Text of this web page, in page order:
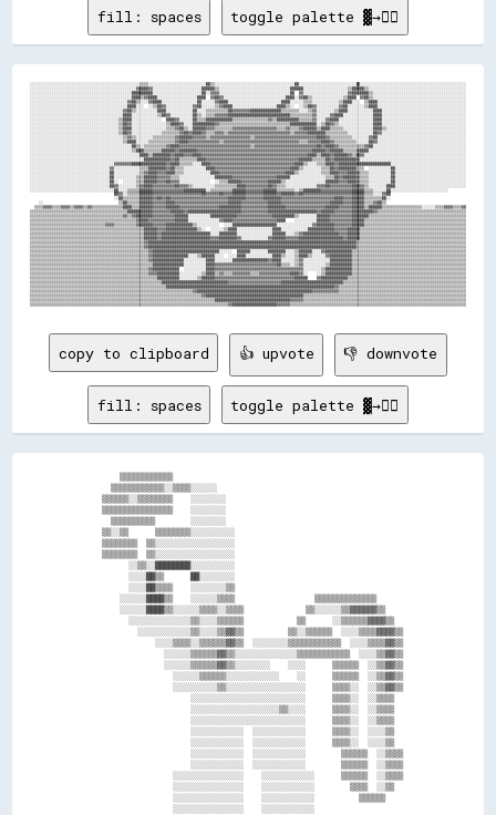
fill: spaces toggle palette ▓→✊🏽
░░░░░░░░░░░░░░░░░░░░░░░░░░░░░░░░░░░░░░░░░░░░░░░░░░▒▒▒▒░░░░░░░░░░░░░░░░░░░░░░░░░░██▒▒░░░░░░░░░░░░░░░░░░░░░░░░░░░░░░░░░░░░██░░░░░░░░░░░░░░░░░░░░░░░░░░██░░░░░░░░░░░░░░░░░░░░░░░░░░░░░░░░░░░░░░░░░░░░░░░░
░░░░░░░░░░░░░░░░░░░░░░░░░░░░░░░░░░░░░░░░░░░░░░░░▓▓████▓▓░░░░░░░░░░░░░░░░░░░░░░██████▒▒░░░░░░░░░░░░░░░░░░░░░░░░░░░░░░░░██████░░░░░░░░░░░░░░░░░░░░▒▒██████▒▒░░░░░░░░░░░░░░░░░░░░░░░░░░░░░░░░░░░░░░░░░░░░
░░░░░░░░░░░░░░░░░░░░░░░░░░░░░░░░░░░░░░░░░░░░░░██████████░░░░░░░░░░░░░░░░░░░░░░██░░▓▓▓▓░░░░░░░░░░░░░░░░░░░░░░░░░░░░░░░░██  ▓▓░░░░░░░░░░░░░░░░░░░░▓▓██▓▓████▒▒░░░░░░░░░░░░░░░░░░░░░░░░░░░░░░░░░░░░░░░░░░
░░░░░░░░░░░░░░░░░░░░░░░░░░░░░░░░░░░░░░░░░░░░░░████▒▒▓▓████░░░░░░░░░░░░░░░░░░████  ▓▓██▓▓░░░░░░░░░░░░░░░░░░░░░░░░░░░░████░░▓▓██▒▒░░░░░░░░░░░░░░▒▒████  ▓▓██▒▒░░░░░░░░░░░░░░░░░░░░░░░░░░░░░░░░░░░░░░░░░░
░░░░░░░░░░░░░░░░░░░░░░░░░░░░░░░░░░░░░░░░░░░░▓▓██▒▒░░░░▓▓████░░░░░░░░░░░░░░░░██░░░░░░▓▓████░░░░░░░░░░░░░░░░░░░░░░░░████░░░░░░▒▒▒▒░░░░░░░░░░░░▒▒████░░░░  ▒▒████░░░░░░░░░░░░░░░░░░░░░░░░░░░░░░░░░░░░░░░░
░░░░░░░░░░░░░░░░░░░░░░░░░░░░░░░░░░░░░░░░░░░░████░░░░  ░░▒▒██▓▓░░░░░░░░░░░░▓▓██░░░░░░▒▒▓▓████░░░░░░░░░░░░░░░░░░░░████▒▒░░  ░░▒▒██▓▓░░░░░░░░░░▓▓██░░░░░░░░▒▒████░░░░░░░░░░░░░░░░░░░░░░░░░░░░░░░░░░░░░░░░
░░░░░░░░░░░░░░░░░░░░░░░░░░░░░░░░░░░░░░░░░░▓▓██▒▒░░░░░░░░░░████░░░░░░░░░░░░██░░░░▒▒▒▒▒▒▒▒▒▒██▓▓▓▓▓▓▓▓██████████████▒▒▒▒▒▒▒▒░░░░▒▒▓▓░░░░░░░░▒▒████░░░░░░░░░░░░████░░░░░░░░░░░░░░░░░░░░░░░░░░░░░░░░░░░░░░
░░░░░░░░░░░░░░░░░░░░░░░░░░░░░░░░░░░░░░░░░░████░░░░░░░░░░░░▒▒██▓▓░░░░░░░░░░██▒▒░░▒▒▒▒▓▓▓▓▓▓████████████████████████████▒▒▒▒▒▒▒▒▒▒▓▓░░░░░░▓▓████░░░░░░░░░░░░░░████░░░░░░░░░░░░░░░░░░░░░░░░░░░░░░░░░░░░░░
░░░░░░░░░░░░░░░░░░░░░░░░░░░░░░░░░░░░░░░░▒▒████░░░░░░░░░░░░░░  ████▓▓░░░░░░██▒▒▒▒████████████▒▒▒▒▒▒▒▒▒▒▒▒▒▒▒▒▓▓▒▒██████████▒▒▒▒▒▒▓▓░░░░▓▓████░░░░░░░░░░░░░░░░████░░░░░░░░░░░░░░░░░░░░░░░░░░░░░░░░░░░░░░
░░░░░░░░░░░░░░░░░░░░░░░░░░░░░░░░░░░░░░░░▒▒██▓▓░░░░░░░░░░░░░░░░▒▒████▓▓░░░░██████████▓▓▒▒▒▒▒▒▒▒▒▒▒▒▒▒▒▒▒▒▒▒▒▒▒▒▒▒▒▒▒▒▒▒████████████░░▒▒██▓▓▒▒░░░░░░░░░░░░░░░░████░░░░░░░░░░░░░░░░░░░░░░░░░░░░░░░░░░░░░░
░░░░░░░░░░░░░░░░░░░░░░░░░░░░░░░░░░░░░░░░▒▒████░░░░░░░░░░░░░░░░▒▒▒▒▓▓██▒▒░░██████▓▓▓▓▒▒▒▒▒▒▒▒▓▓▓▓▓▓▓▓▓▓▓▓▓▓▓▓▓▓▓▓▒▒▒▒▓▓▒▒▒▒▓▓██████▒▒████▒▒▒▒▒▒░░░░░░░░░░░░░░████▒▒░░░░░░░░░░░░░░░░░░░░░░░░░░░░░░░░░░░░
░░░░░░░░░░░░░░░░░░░░░░░░░░░░░░░░░░░░░░░░▒▒██▓▓░░░░░░░░░░░░░░▒▒▒▒▒▒▒▒▓▓██▓▓████▓▓▒▒▒▒▓▓▓▓▒▒▓▓▓▓▓▓▓▓▓▓▓▓▓▓▓▓▓▓▓▓▓▓▓▓▓▓▓▓▒▒▓▓▓▓▓▓████████▒▒▒▒▒▒▒▒▒▒░░░░░░░░░░░░██▓▓░░░░░░░░░░░░░░░░░░░░░░░░░░░░░░░░░░░░░░
░░░░░░░░░░░░░░░░░░░░░░░░░░░░░░░░░░░░░░░░░░▒▒▓▓▒▒░░░░░░░░▒▒▒▒▒▒▒▒▒▒▓▓██████▓▓▓▓▓▓▒▒▓▓▓▓▓▓▓▓▓▓▓▓▓▓▓▓▓▓▒▒▓▓▓▓▓▓▓▓▓▓▓▓▓▓▓▓▓▓▓▓▓▓▓▓▓▓▓▓████▓▓▒▒▒▒▒▒▒▒▒▒░░░░░░░░▓▓██░░░░░░░░░░░░░░░░░░░░░░░░░░░░░░░░░░░░░░░░
░░░░░░░░░░░░░░░░░░░░░░░░░░░░░░░░░░░░░░░░░░▒▒████░░░░░░▒▒▒▒▒▒▒▒▒▒▒▒▓▓████▓▓▓▓▓▓▓▓▓▓▓▓▓▓▒▒▓▓▓▓▓▓▓▓▓▓▓▓▓▓▓▓▓▓▓▓▓▓▓▓▓▓▓▓▓▓▓▓▓▓▒▒▒▒▓▓▓▓▓▓████▓▓▒▒▒▒▒▒▒▒▒▒░░░░░░██▓▓░░░░░░░░░░░░░░░░░░░░░░░░░░░░░░░░░░░░░░░░
░░░░░░░░░░░░░░░░░░░░░░░░░░░░░░░░░░░░░░░░░░░░░░██▒▒░░▒▒▒▒▒▒▒▒▒▒▓▓████▓▓▓▓▓▓▓▓▓▓▓▓▓▓▓▓▓▓▓▓▓▓▓▓▓▓▓▓▓▓▓▓▒▒▓▓▓▓▓▓▓▓▓▓▓▓▓▓▓▓▓▓▓▓▓▓▓▓▓▓▓▓██▓▓████▓▓▒▒▒▒▒▒▒▒▒▒▒▒▓▓██░░░░░░░░░░░░░░░░░░░░░░░░░░░░░░░░░░░░░░░░░░
░░░░░░░░░░░░░░░░░░░░░░░░░░░░░░░░░░░░░░░░░░░░░░▒▒████▒▒▒▒▒▒▒▒██████▓▓████████▓▓▓▓▓▓▓▓▓▓▓▓▓▓▓▓▓▓▓▓▓▓▓▓▓▓▓▓▓▓▓▓▓▓▓▓▓▓▓▓▓▓▓▓▓▓▓▓▓▓▓▓██████▓▓██████▒▒▒▒▒▒▓▓████░░░░░░░░░░░░░░░░░░░░░░░░░░░░░░░░░░░░░░░░░░░░
░░░░░░░░░░░░░░░░░░░░░░░░░░░░░░░░░░░░░░░░░░░░░░░░░░████▒▒████████▓▓████▓▓▓▓████▓▓▓▓▓▓▓▓▓▓▓▓▓▓▓▓▓▓▓▓▓▓▓▓▓▓▓▓▓▓▓▓▓▓▓▓▓▓▓▓▓▓▓▓▓▓▓▓████▒▒████▓▓██████▓▓▒▒██▓▓░░░░░░░░░░░░░░░░░░░░░░░░░░░░░░░░░░░░░░░░░░░░░░
░░░░░░░░░░░░░░░░░░░░░░░░░░░░░░░░░░░░░░░░░░░░░░░░░░░░████████████▓▓██▒▒▒▒▒▒▒▒████▓▓▓▓▓▓▓▓▓▓▓▓▓▓▓▓▓▓▓▓▓▓▓▓▓▓▓▓▓▓▓▓▓▓▓▓▓▓▓▓▓▓██████▒▒▒▒▒▒██▓▓██████████▓▓░░░░░░░░░░░░░░░░░░░░░░░░░░░░░░░░░░░░░░░░░░░░░░░░
░░░░░░░░░░░░░░░░░░░░░░░░░░░░░░░░░░░░░░▓▓▓▓▓▓▓▓████████████████▓▓████▒▒▒▒▒▒░░░░████▓▓▓▓▓▓▓▓▓▓▓▓▓▓▓▓▓▓▓▓▓▓▓▓▓▓▓▓▓▓▓▓▓▓▓▓▓▓████▒▒░░░░▒▒▒▒████▓▓████████████████████████░░░░░░░░░░░░░░░░░░░░░░░░░░░░░░░░░░
░░░░░░░░░░░░░░░░░░░░░░░░░░░░░░░░░░░░▓▓░░░░░░░░░░░░▒▒▒▒████████▓▓██▒▒▒▒░░░░░░░░░░████▓▓▓▓▓▓▓▓▓▓▓▓▓▓▓▓▓▓▓▓▓▓▓▓▓▓▓▓▓▓▓▓▓▓████▒▒░░░░░░░░▒▒▒▒██▓▓████████▒▒▒▒  ░░░░░░░░░░██░░░░░░░░░░░░░░░░░░░░░░░░░░░░░░░░
░░░░░░░░░░░░░░░░░░░░░░░░░░░░░░░░░░░░██░░░░░░░░░░░░▒▒▓▓████▓▓▓▓████▒▒▒▒░░░░░░░░░░░░████▓▓▓▓▓▓▓▓▓▓▓▓▓▓▓▓▓▓▓▓▓▓▓▓▓▓▓▓▓▓████▒▒░░░░░░░░░░▒▒▒▒████▓▓▓▓████▓▓▒▒▒▒░░░░░░░░░░██░░░░░░░░░░░░░░░░░░░░░░░░░░░░░░░░
░░░░░░░░░░░░░░░░░░░░░░░░░░░░░░░░░░░░██░░░░░░░░░░▒▒▒▒██████▓▓▓▓▓▓▒▒▒▒░░░░░░░░░░░░░░░░████████▓▓▓▓▓▓▓▓▓▓▓▓▓▓▓▓▓▓▓▓██████░░░░░░░░░░░░░░░░▒▒▒▒██▓▓██████▓▓▒▒▒▒░░░░░░░░░░██░░░░░░░░░░░░░░░░░░░░░░░░░░░░░░░░
░░░░░░░░░░░░░░░░░░░░░░░░░░░░░░░░░░░░██░░  ░░░░░░▒▒▒▒██████▓▓▓▓██▓▓▓▓░░░░░░░░░░░░░░  ░░▒▒▒▒██████▓▓▓▓▓▓▓▓▓▓▓▓██████▒▒░░░░░░░░░░░░░░░░░░██████▓▓▓▓████▓▓▒▒▒▒░░░░░░░░░░██░░░░░░░░░░░░░░░░░░░░░░░░░░░░░░░░
░░░░░░░░░░░░░░░░░░░░░░░░░░░░░░░░░░░░██▓▓░░░░░░░░▒▒▓▓████▓▓▓▓▓▓▓▓▓▓██▓▓▓▓▒▒░░░░░░░░░░▒▒▒▒▒▒▒▒▒▒████▓▓▓▓▓▓▓▓▓▓██▓▓▒▒▒▒░░░░░░░░░░░░░░▓▓▓▓██▓▓▓▓▓▓▓▓▓▓████▓▓▒▒░░░░░░░░████░░░░░░░░░░░░░░░░░░░░░░░░░░░░░░░░
░░░░░░░░░░░░░░░░░░░░░░░░░░░░░░░░░░░░░░██░░░░▒▒▒▒▒▒██████▓▓▓▓▓▓▓▓▓▓▓▓▓▓██████████░░▒▒▒▒▒▒▒▒▒▒██████▓▓▓▓▓▓▓▓██████▒▒▒▒▒▒▒▒░░▒▒████████▓▓▓▓▓▓▓▓▓▓▓▓▓▓██████▒▒▒▒░░░░░░██░░░░░░░░░░░░░░░░░░░░░░░░░░        
                                      ██▓▓░░▒▒▒▒▒▒██████▓▓▓▓▓▓▓▓▓▓▓▓▓▓▓▓▓▓▓▓▓▓██▓▓▓▓▓▓██▓▓▓▓██████▓▓▓▓▓▓▓▓██████▓▓██████▓▓██▓▓▓▓▓▓▓▓▓▓▓▓▓▓▓▓▓▓▓▓▓▓██████▒▒▒▒░░░░▓▓██                                  
                                      ░░██▒▒▒▒▒▒▒▒██████▓▓██▓▓██▓▓▓▓▓▓▓▓▓▓▓▓▓▓▓▓▓▓▓▓▓▓▓▓▓▓████████▓▓▓▓▓▓▓▓████████▓▓▓▓▓▓▓▓▓▓▓▓▓▓▓▓▓▓▓▓▓▓▓▓████▓▓▓▓██████▒▒▒▒▒▒▒▒██░░                                  
    ░░                                  ▒▒██▒▒▒▒▒▒██████▓▓▓▓▓▓████▓▓▓▓▓▓▓▓▓▓▓▓▓▓▓▓▓▓▓▓▓▓▓▓██████▓▓▓▓▓▓▓▓▓▓▓▓██████▓▓▓▓▓▓▓▓▓▓▓▓▓▓▓▓▓▓▓▓▓▓██████▓▓▓▓██████▒▒▒▒▓▓██▒▒                                    
  ▒▒▒▒▓▓▓▓▒▒▒▒▓▓▓▓▒▒▓▓▓▓▒▒▓▓▒▒▒▒▒▒▒▒▒▒▒▒▒▒████▒▒▒▒██████▓▓▓▓▓▓██████▓▓▓▓▓▓▓▓▓▓▓▓▓▓▓▓▓▓██████████▓▓▓▓▓▓▓▓▓▓▓▓████████▓▓▓▓▓▓▓▓▓▓▓▓▓▓▓▓▓▓██████▓▓▓▓▓▓██████▒▒██████▒▒▒▒▒▒▒▒▒▒▒▒▒▒▒▒▒▒░░░░░░▒▒▒▒▓▓▓▓▒▒▒▒▓▓
▒▒▒▒▒▒▒▒▒▒▒▒▒▒▒▒▒▒▒▒▒▒▒▒▒▒▒▒▒▒▒▒▒▒▒▒▒▒▒▒▒▒▒▒████████████▓▓▓▓▓▓▓▓██████▓▓████████████████████████▓▓▓▓▓▓▓▓▓▓▓▓██████████████████████▓▓██████▓▓▓▓▓▓▓▓██████████▓▓▒▒▒▒▒▒▒▒▒▒▒▒▒▒▒▒▒▒▒▒▒▒▒▒▒▒▒▒▒▒▒▒▒▒▒▒▒▒▒▒
▒▒▒▒▒▒▒▒▒▒▒▒▒▒▒▒▒▒▒▒▒▒▒▒▒▒▒▒▒▒▒▒▒▒▒▒▒▒▒▒▒▒▓▓▒▒▓▓████████▓▓▓▓▓▓▓▓▓▓██████░░░░░░░░░░████████████▓▓▓▓▓▓▓▓▓▓▓▓▓▓▓▓██████████▒▒░░░░░░░░██████▓▓▓▓▓▓▓▓▓▓████████▒▒▒▒▒▒▒▒▒▒▒▒▒▒▒▒▒▒▒▒▒▒▒▒▒▒▒▒▒▒▒▒▒▒▒▒▒▒▒▒▒▒▒▒
▒▒▒▒▒▒▒▒▒▒▒▒▒▒▒▒▒▒▒▒▒▒▒▒▒▒▒▒▒▒▒▒▒▒▒▒▒▒▒▒▒▒▒▒▒▒▒▒▓▓████▓▓▓▓▓▓▓▓▓▓▓▓██████░░░░░░░░░░░░░░▓▓████▓▓▓▓▓▓▓▓▓▓▓▓▓▓▓▓▓▓▓▓████    ░░░░░░░░░░██████▓▓▓▓▓▓▓▓▓▓██████▒▒▒▒▒▒▒▒▒▒▒▒▒▒▒▒▒▒▒▒▒▒▒▒▒▒▒▒▒▒▒▒▒▒▒▒▒▒▒▒▒▒▒▒▒▒
▒▒▒▒▒▒▒▒▒▒▒▒▒▒▒▒▒▒▒▒▒▒▒▒▒▒▒▒▒▒▒▒▒▒▓▓▓▓▒▒▒▒▒▒▒▒▒▒▓▓██████▓▓▓▓▓▓████████████▒▒░░░░░░░░░░  ░░░░████████████████████░░░░░░░░░░░░░░░░▓▓████████▓▓▓▓▓▓▓▓██████▒▒▒▒▒▒▒▒▒▒▒▒▒▒▒▒▒▒▒▒▒▒▒▒▒▒▒▒▒▒▒▒▒▒▒▒▒▒▒▒▒▒▒▒▒▒
▒▒▒▒▒▒▒▒▒▒▒▒▒▒▒▒▒▒▒▒▒▒▒▒▒▒▒▒▒▒▒▒▒▒▒▒▒▒▒▒▒▒▒▒▒▒▒▒▒▒▒▒██████▓▓▓▓██████████████▒▒░░  ░░░░░░▒▒████░░░░░░░░░░░░░░░░████░░░░░░░░░░░░████████████▓▓▓▓▓▓██████▒▒▒▒▒▒▒▒▒▒▒▒▒▒▒▒▒▒▒▒▒▒▒▒▒▒▒▒▒▒▒▒▒▒▒▒▒▒▒▒▒▒▒▒▒▒▒▒
▒▒▒▒▒▒▒▒▒▒▒▒▒▒▒▒▒▒▒▒▒▒▒▒▒▒▒▒▒▒▒▒▒▒▒▒▒▒▒▒▒▒▒▒▒▒▒▒▒▒▒▒██████▓▓██████████████████████░░░░████████░░░░░░░░░░░░░░░░██████░░░░▒▒▓▓████████████████▓▓▓▓██████▒▒▒▒▒▒▒▒▒▒▒▒▒▒▒▒▒▒▒▒▒▒▒▒▒▒▒▒▒▒▒▒▒▒▒▒▒▒▒▒▒▒▒▒▒▒▒▒
▒▒▒▒▒▒▒▒▒▒▒▒▒▒▒▒▒▒▒▒▒▒▒▒▒▒▒▒▒▒▒▒▒▒▒▒▒▒▒▒▒▒▒▒▒▒▒▒▒▒▒▒██████▓▓██████████████████████▓▓▓▓████████▓▓░░░░░░░░░░░░▓▓██████▓▓▓▓▓▓████████████████████▓▓██████▒▒▒▒▒▒▒▒▒▒▒▒▒▒▒▒▒▒▒▒▒▒▒▒▒▒▒▒▒▒▒▒▒▒▒▒▒▒▒▒▒▒▒▒▒▒▒▒
▒▒▒▒▒▒▒▒▒▒▒▒▒▒▒▒▒▒▒▒▒▒▒▒▒▒▒▒▒▒▒▒▒▒▒▒▒▒▒▒▒▒▒▒▒▒▒▒▒▒▒▒▓▓██████████████████████████████████████████████████████████████████████████████████████████████▒▒▒▒▒▒▒▒▒▒▒▒▒▒▒▒▒▒▒▒▒▒▒▒▒▒▒▒▒▒▒▒▒▒▒▒▒▒▒▒▒▒▒▒▒▒▒▒▒▒
▒▒▒▒▒▒▒▒▒▒▒▒▒▒▒▒▒▒▒▒▒▒▒▒▒▒▒▒▒▒▒▒▒▒▒▒▒▒▒▒▒▒▒▒▒▒▒▒▒▒▒▒▓▓██████████████████████████████████████████████████████████████████████████████████████████████▒▒▒▒▒▒▒▒▒▒▒▒▒▒▒▒▒▒▒▒▒▒▒▒▒▒▒▒▒▒▒▒▒▒▒▒▒▒▒▒▒▒▒▒▒▒▒▒▒▒
▒▒▒▒▒▒▒▒▒▒▒▒▒▒▒▒▒▒▒▒▒▒▒▒▒▒▒▒▒▒▒▒▒▒▒▒▒▒▒▒▒▒▒▒▒▒▒▒▒▒▒▒▒▒▓▓██████████████████████████████░░░░░░  ██████░░░░░░░░████████░░░░▒▒██████░░░░▓▓████████████▒▒▒▒▒▒▒▒▒▒▒▒▒▒▒▒▒▒▒▒▒▒▒▒▒▒▒▒▒▒▒▒▒▒▒▒▒▒▒▒▒▒▒▒▒▒▒▒▒▒▒▒
▒▒▒▒▒▒▒▒▒▒▒▒▒▒▒▒▒▒▒▒▒▒▒▒▒▒▒▒▒▒▒▒▒▒▒▒▒▒▒▒▒▒▒▒▒▒▒▒▒▒▒▒▒▒▓▓████████████████░░░░▒▒██████░░░░  ░░░░████░░░░░░░░░░░░████▒▒░░░░▒▒████▒▒░░░░░░▓▓██████████▒▒▒▒▒▒▒▒▒▒▒▒▒▒▒▒▒▒▒▒▒▒▒▒▒▒▒▒▒▒▒▒▒▒▒▒▒▒▒▒▒▒▒▒▒▒▒▒▒▒▒▒
▒▒▒▒▒▒▒▒▒▒▒▒▒▒▒▒▒▒▒▒▒▒▒▒▒▒▒▒▒▒▒▒▒▒▒▒▒▒▒▒▒▒▒▒▒▒▒▒▒▒▒▒▒▒▓▓██████████████░░░░░░░░░░████░░░░░░░░████████████████▓▓████░░░░░░▒▒▓▓░░░░░░░░░░░░██████████▒▒▒▒▒▒▒▒▒▒▒▒▒▒▒▒▒▒▒▒▒▒▒▒▒▒▒▒▒▒▒▒▒▒▒▒▒▒▒▒▒▒▒▒▒▒▒▒▒▒▒▒
▒▒▒▒▒▒▒▒▒▒▒▒▒▒▒▒▒▒▒▒▒▒▒▒▒▒▒▒▒▒▒▒▒▒▒▒▒▒▒▒▒▒▒▒▒▒▒▒▒▒▒▒▒▒▒▒██████████████░░░░░░░░░░████▓▓▓▓▓▓▓▓▓▓▓▓▓▓▓▓▓▓▓▓▓▓▓▓▓▓▓▓██▒▒▒▒░░▒▒▓▓░░░░░░░░░░▒▒██████████▒▒▒▒▒▒▒▒▒▒▒▒▒▒▒▒▒▒▒▒▒▒▒▒▒▒▒▒▒▒▒▒▒▒▒▒▒▒▒▒▒▒▒▒▒▒▒▒▒▒▒▒
▒▒▒▒▒▒▒▒▒▒▒▒▒▒▒▒▒▒▒▒▒▒▒▒▒▒▒▒▒▒▒▒▒▒▒▒▒▒▒▒▒▒▒▒▒▒▒▒▒▒▒▒▒▒▓▓████████████  ░░░░░░░░░░████▓▓▓▓▓▓▓▓▓▓▓▓▓▓▓▓▓▓▓▓▓▓▓▓▓▓▓▓▓▓▓▓▓▓▓▓▓▓▓▓░░░░░░░░▒▒████████████▒▒▒▒▒▒▒▒▒▒▒▒▒▒▒▒▒▒▒▒▒▒▒▒▒▒▒▒▒▒▒▒▒▒▒▒▒▒▒▒▒▒▒▒▒▒▒▒▒▒▒▒
▒▒▒▒▒▒▒▒▒▒▒▒▒▒▒▒▒▒▒▒▒▒▒▒▒▒▒▒▒▒▒▒▒▒▒▒▒▒▒▒▒▒▒▒▒▒▒▒▒▒▒▒▒▒▓▓▓▓██████████░░░░░░░░░░▒▒████▒▒▓▓▒▒▒▒▓▓▓▓▓▓▓▓▒▒▒▒▓▓▓▓▓▓▓▓▓▓▓▓▓▓████▓▓░░    ░░▒▒████████████▒▒▒▒▒▒▒▒▒▒▒▒▒▒▒▒▒▒▒▒▒▒▒▒▒▒▒▒▒▒▒▒▒▒▒▒▒▒▒▒▒▒▒▒▒▒▒▒▒▒▒▒
▒▒▒▒▒▒▒▒▒▒▒▒▒▒▒▒▒▒▒▒▒▒▒▒▒▒▒▒▒▒▒▒▒▒▒▒▒▒▒▒▒▒▒▒▒▒▒▒▒▒▒▒▒▒▒▒▒▒██████████░░░░░░░░▒▒██████▓▓▓▓▓▓▓▓▓▓▓▓▓▓▓▓▓▓▓▓▓▓▓▓▓▓▓▓▓▓▓▓▓▓▓▓██████    ▓▓████████████▒▒▒▒▒▒▒▒▒▒▒▒▒▒▒▒▒▒▒▒▒▒▒▒▒▒▒▒▒▒▒▒▒▒▒▒▒▒▒▒▒▒▒▒▒▒▒▒▒▒▒▒▒▒
▒▒▒▒▒▒▒▒▒▒▒▒▒▒▒▒▒▒▒▒▒▒▒▒▒▒▒▒▒▒▒▒▒▒▒▒▒▒▒▒▒▒▒▒▒▒▒▒▒▒▒▒▒▒▒▒▒▒▒▒██████████████████████████████▓▓▓▓▓▓▓▓▓▓▓▓▓▓▓▓▓▓▓▓▓▓▓▓████████████████████████████▒▒▒▒▒▒▒▒▒▒▒▒▒▒▒▒▒▒▒▒▒▒▒▒▒▒▒▒▒▒▒▒▒▒▒▒▒▒▒▒▒▒▒▒▒▒▒▒▒▒▒▒▒▒▒▒
▒▒▒▒▒▒▒▒▒▒▒▒▒▒▒▒▒▒▒▒▒▒▒▒▒▒▒▒▒▒▒▒▒▒▒▒▒▒▒▒▒▒▒▒▒▒▒▒▒▒▒▒▒▒▒▒▒▒▒▒▒▒████████████████████████████████████████████████████████████████████████████▓▓▒▒▒▒▒▒▒▒▒▒▒▒▒▒▒▒▒▒▒▒▒▒▒▒▒▒▒▒▒▒▒▒▒▒▒▒▒▒▒▒▒▒▒▒▒▒▒▒▒▒▒▒▒▒▒▒▒▒
▒▒▒▒▒▒▒▒▒▒▒▒▒▒▒▒▒▒▒▒▒▒▒▒▒▒▒▒▒▒▒▒▒▒▒▒▒▒▒▒▒▒▒▒▒▒▒▒▒▒▒▒▒▒▒▒▒▒▒▒▒▒▒▒▒▒▒▒▒▒▒▒▒▒▓▓████████████████████████████████████████████████████▓▓▓▓▓▓▓▓▓▓▓▓▒▒▒▒▒▒▒▒▒▒▒▒▒▒▒▒▒▒▒▒▒▒▒▒▒▒▒▒▒▒▒▒▒▒▒▒▒▒▒▒▒▒▒▒▒▒▒▒▒▒▒▒▒▒▒▒▒▒
▒▒▒▒▒▒▒▒▒▒▒▒▒▒▒▒▒▒▒▒▒▒▒▒▒▒▒▒▒▒▒▒▒▒▒▒▒▒▒▒▒▒▒▒▒▒▒▒▒▒▒▒▒▒▒▒▒▒▒▒▒▒▒▒▒▒▒▒▒▒▒▒▒▒▒▒▒▒▓▓████████████████████████████████████████████▒▒▒▒▒▒▒▒▒▒▒▒▒▒▒▒▒▒▒▒▒▒▒▒▒▒▒▒▒▒▒▒▒▒▒▒▒▒▒▒▒▒▒▒▒▒▒▒▒▒▒▒▒▒▒▒▒▒▒▒▒▒▒▒▒▒▒▒▒▒▒▒▒▒
▒▒▒▒▒▒▒▒▒▒▒▒▒▒▒▒▒▒▒▒▒▒▒▒▒▒▒▒▒▒▒▒▒▒▒▒▒▒▒▒▒▒▒▒▒▒▒▒▒▒▒▒▒▒▒▒▒▒▒▒▒▒▒▒▒▒▒▒▒▒▒▒▒▒▒▒▒▒▒▒▒▒▒▒██████████████████████████████████▓▓▓▓▓▓▒▒▒▒▒▒▒▒▒▒▒▒▒▒▒▒▒▒▒▒▒▒▒▒▒▒▒▒▒▒▒▒▒▒▒▒▒▒▒▒▒▒▒▒▒▒▒▒▒▒▒▒▒▒▒▒▒▒▒▒▒▒▒▒▒▒▒▒▒▒▒▒▒▒
▒▒▒▒▒▒▒▒▒▒▒▒▒▒▒▒▒▒▒▒▒▒▒▒▒▒▒▒▒▒▒▒▒▒▒▒▒▒▒▒▒▒▒▒▒▒▒▒▒▒
copy to clipboard 👍 upvote 👎 downvote
fill: spaces toggle palette ▓→✊🏽
      ▒▒▒▒▒▒▒▒▒▒▒▒
    ▒▒▒▒▒▒▒▒▒▒▒▒░░▒▒▒▒░░░░░░
  ▒▒▒▒▒▒░░▒▒▒▒▒▒▒▒    ░░░░░░░░
  ▒▒▒▒▒▒▒▒▒▒▒▒▒▒▒▒    ░░░░░░░░
    ▒▒▒▒▒▒▒▒▒▒        ░░░░░░░░
  ▒▒░░▒▒      ▒▒▒▒▒▒▒▒░░░░░░░░░░
  ▒▒▒▒▒▒▒▒  ▒▒░░░░░░░░░░░░░░░░░░
  ▒▒▒▒▒▒▒▒  ▒▒░░░░░░░░░░░░░░░░░░
        ░░▒▒░░████████░░░░░░░░░░
        ░░░░██▒▒      ██░░░░░░░░
        ░░░░██▒▒▒▒    ░░░░░░░░▒▒
      ░░░░░░████▒▒    ░░░░░░▒▒▒▒                  ▒▒▒▒▒▒▒▒▒▒▒▒▒▒
      ░░░░░░████▒▒░░░░░░▒▒▒▒░░▒▒▒▒              ▒▒░░░░░░▒▒▓▓▓▓▓▓▒▒
        ░░░░░░░░░░░░░░▒▒░░░░▒▒▒▒▒▒            ▒▒      ░░▒▒▒▒▒▒▓▓▓▓▒▒
          ░░░░░░░░░░░░▒▒░░░░▒▒▓▓▒▒          ▒▒░░▒▒▒▒▒▒  ░░░░▒▒▒▒▓▓▓▓▒▒
              ░░░░▒▒▒▒░░▒▒▒▒▒▒▓▓▒▒  ░░░░░░░░▒▒▒▒▒▒▒▒▒▒▒▒  ░░░░▒▒▒▒▓▓▒▒
                ░░░░░░▒▒▒▒▒▒▓▓▒▒░░░░░░░░░░░░░░▒▒▒▒▒▒▒▒▒▒▒▒  ░░░░▒▒▓▓▒▒
                ░░░░░░▒▒▒▒▒▒▓▓▒▒░░░░░░░░    ░░░░      ▒▒▒▒▒▒  ░░▒▒▓▓▒▒
                  ░░░░░░▒▒▒▒▒▒░░░░░░░░░░░░    ░░      ▒▒▒▒▒▒  ░░▒▒▓▓▒▒
                  ░░░░░░░░░░▒▒░░░░░░░░░░░░░░░░░░      ▒▒▒▒░░  ░░▒▒▓▓▒▒
                      ░░░░░░░░░░░░░░░░░░░░░░░░░░      ▒▒▒▒░░  ░░▒▒▒▒
                      ░░░░░░░░░░░░░░░░░░░░▒▒░░░░      ▒▒▒▒░░  ░░▒▒▒▒
                      ░░░░░░░░░░░░░░░░░░░░░░░░░░      ▒▒▒▒░░  ░░▒▒▒▒
                      ░░░░░░░░░░░░  ░░░░░░░░░░░░      ▒▒▒▒░░  ░░░░▒▒
                      ░░░░░░░░░░░░  ░░░░░░░░░░░░      ▒▒▒▒░░  ░░░░▒▒
                      ░░░░░░░░░░░░  ░░░░░░░░░░░░        ▒▒▒▒▒▒  ░░▒▒▒▒
                      ░░░░░░░░░░░░  ░░░░░░░░░░░░        ▒▒▒▒▒▒  ░░▒▒▒▒
                  ░░░░░░░░░░░░░░░░    ░░░░░░░░░░░░      ▒▒▒▒▒▒  ░░▒▒▒▒
                  ░░░░░░░░░░░░░░░░    ░░░░░░░░░░░░        ▒▒▒▒  ░░▒▒
                  ░░░░░░░░░░░░░░░░    ░░░░░░░░░░░░          ▒▒▒▒▒▒
                  ░░░░░░░░░░░░░░░░    ░░░░░░░░░░░░